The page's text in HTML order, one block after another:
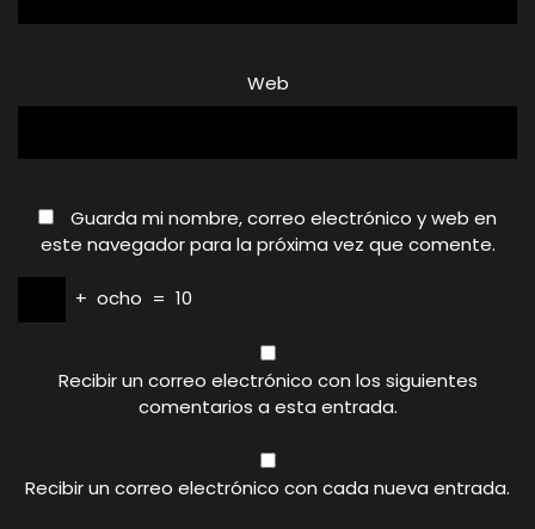
Web
Guarda mi nombre, correo electrónico y web en
este navegador para la próxima vez que comente.
+ ocho = 10
Recibir un correo electrónico con los siguientes
comentarios a esta entrada.
Recibir un correo electrónico con cada nueva entrada.